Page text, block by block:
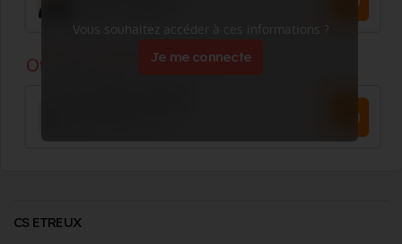
Vous souhaitez accéder à ces informations ?
Je me connecte
CS ETREUX